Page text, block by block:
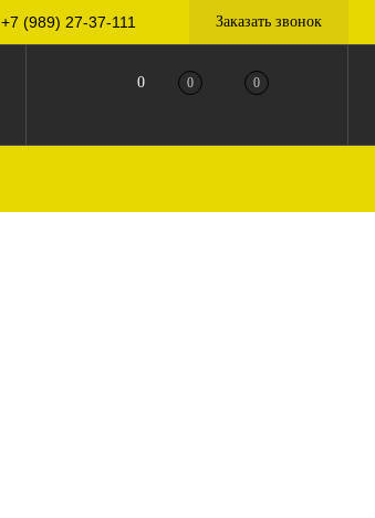
+7 (989) 27-37-111 Заказать звонок
0 0 0